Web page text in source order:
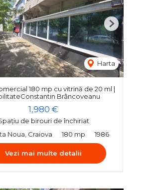
Harta
Next
180 mp cu vitrină de 20 ml |
Brâncoveanu
1,980 €
de birouri de închiriat
Noua, Craiova
180 mp 1986
Vezi mai multe detalii